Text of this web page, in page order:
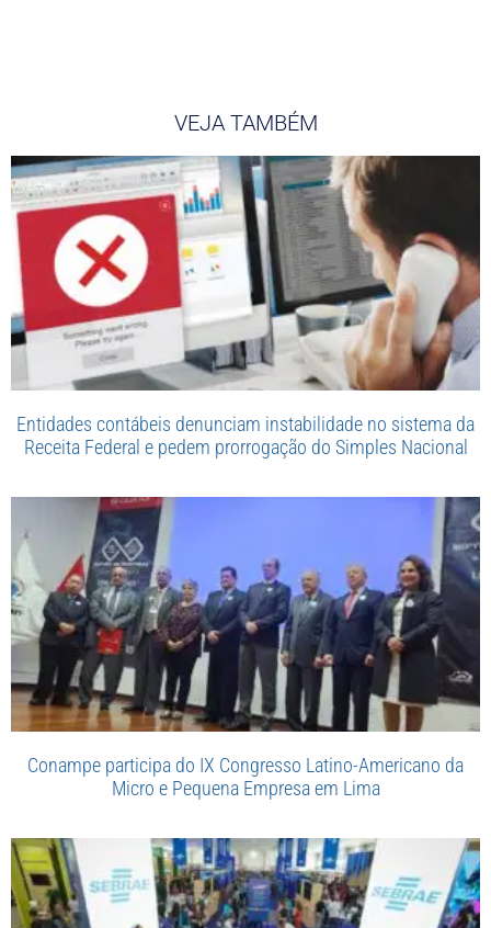
VEJA TAMBÉM
Entidades contábeis denunciam instabilidade no sistema da
Receita Federal e pedem prorrogação do Simples Nacional
Conampe participa do IX Congresso Latino-Americano da
Micro e Pequena Empresa em Lima